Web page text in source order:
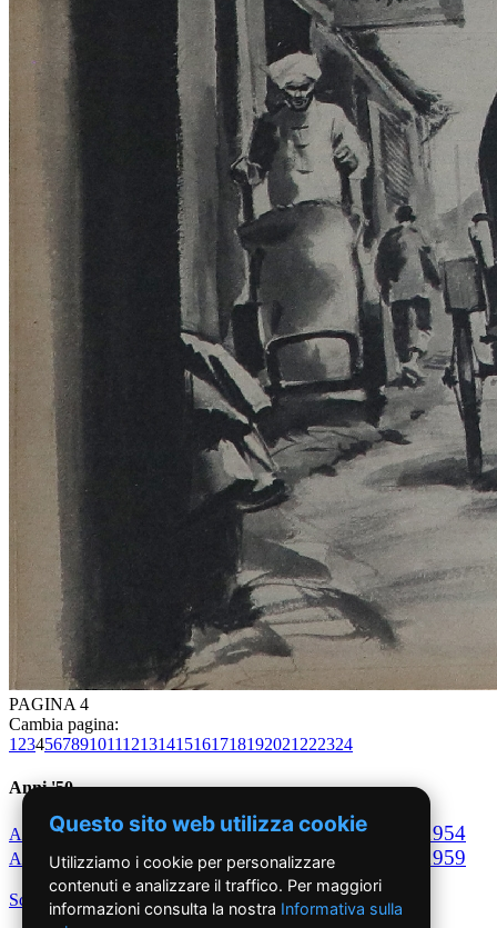
PAGINA 4
Cambia pagina:
1 23456789101112131415161718192021 222324
Anni '50
Anno1950Anno1951 Anno1952 Anno1953 1954
Anno 1955Anno1956 Anno1957Anno1958 1959
Scegli per decennio
Questo sito web utilizza cookie
Utilizziamo i cookie per personalizzare
contenuti e analizzare il traffico. Per maggiori
informazioni consulta la nostra Informativa sulla